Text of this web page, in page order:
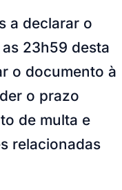
a declarar o
23h59 desta
o documento à
o prazo
de multa e
relacionadas